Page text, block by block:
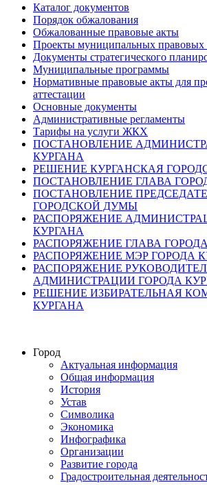
Каталог документов
Порядок обжалования
Обжалованные правовые акты
Проекты муниципальных правовых
Документы стратегического
Муниципальные программы
Нормативные правовые акты для
аттестации
Основные документы
Административные регламенты
Тарифы на услуги ЖКХ
ПОСТАНОВЛЕНИЕ
КУРГАНА
РЕШЕНИЕ КУРГАНСКАЯ
ПОСТАНОВЛЕНИЕ ГЛАВА
ПОСТАНОВЛЕНИЕ
ГОРОДСКОЙ ДУМЫ
РАСПОРЯЖЕНИЕ
КУРГАНА
РАСПОРЯЖЕНИЕ ГЛАВА
РАСПОРЯЖЕНИЕ МЭР ГОРОДА
РАСПОРЯЖЕНИЕ
АДМИНИСТРАЦИИ ГОРОДА
РЕШЕНИЕ ИЗБИРАТЕЛЬНАЯ
КУРГАНА
Город
Актуальная информация
Общая информация
История
Устав
Символика
Экономика
Инфографика
Организации
Развитие города
Градостроительная